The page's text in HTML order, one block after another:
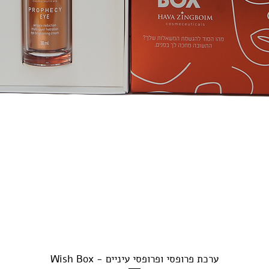
Quick View
Wish Box - ערכת פרופסי ופרופסי עיניים